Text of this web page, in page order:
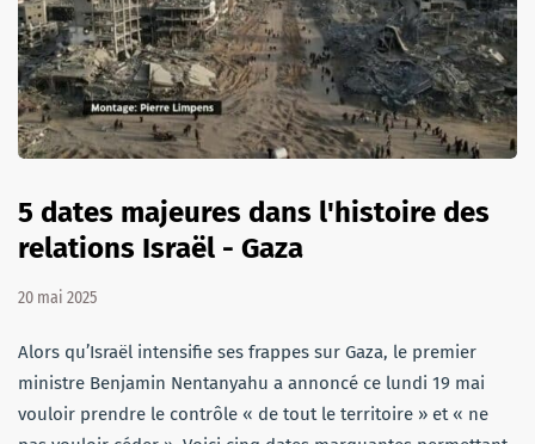
5 dates majeures dans l'histoire des
relations Israël - Gaza
20 mai 2025
Alors qu’Israël intensifie ses frappes sur Gaza, le premier
ministre Benjamin Nentanyahu a annoncé ce lundi 19 mai
vouloir prendre le contrôle « de tout le territoire » et « ne